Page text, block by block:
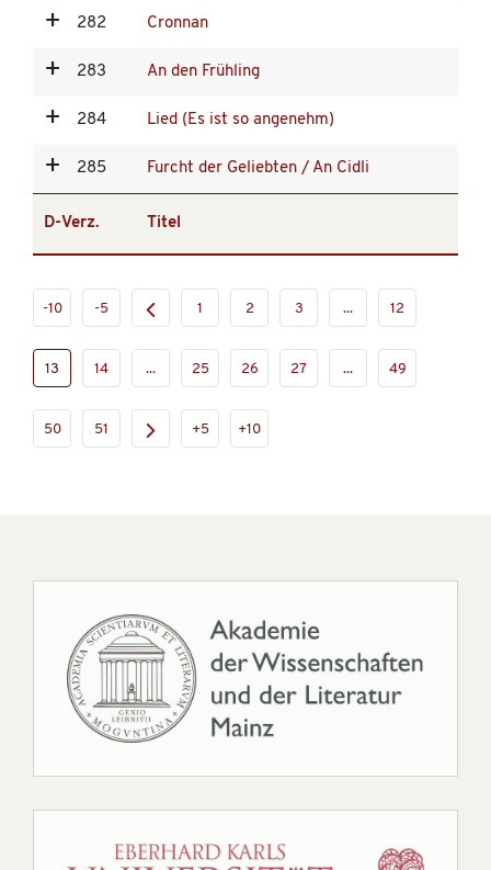
282 Cronnan
283 An den Frühling
284 Lied (Es ist so angenehm)
285 Furcht der Geliebten / An Cidli
D-Verz. Titel
-10 -5 1 2 3 ... 12
13 14 ... 25 26 27 ... 49
50 51 +5 +10